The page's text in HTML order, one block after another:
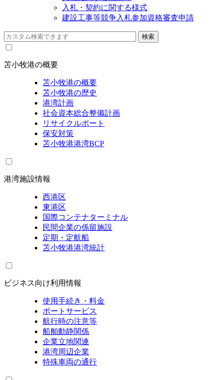
入札・契約に関する様式
建設工事等競争入札参加資格審査申請
苫小牧港の概要
苫小牧港の概要
苫小牧港の歴史
港湾計画
社会資本総合整備計画
リサイクルポート
保安対策
苫小牧港港湾BCP
港湾施設情報
西港区
東港区
国際コンテナターミナル
民間企業の係留施設
定期・定航船
苫小牧港港湾統計
ビジネス向け利用情報
使用手続き・料金
ポートサービス
航行時の注意等
船舶動静関係
企業立地関連
港湾周辺企業
特殊車両の通行